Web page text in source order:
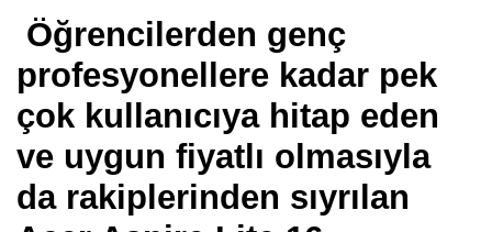
Öğrencilerden genç
profesyonellere kadar pek
çok kullanıcıya hitap eden
ve uygun fiyatlı olmasıyla
da rakiplerinden sıyrılan